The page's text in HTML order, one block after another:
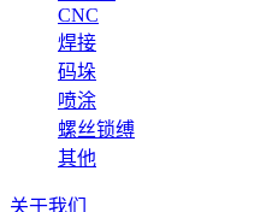
CNC
焊接
码垛
喷涂
螺丝锁缚
其他
关于我们